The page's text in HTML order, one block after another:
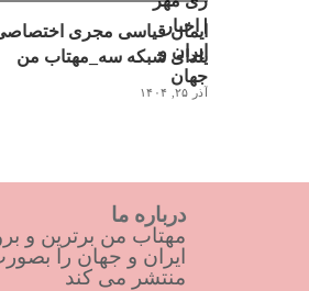
ایمان قیاسی مجری
یلدای شبکه سه_مهتاب من
آذر ۲۵, ۱۴۰۴
درباره ما
مهتاب من برترین و
ایران و جهان را
منتشر می کند